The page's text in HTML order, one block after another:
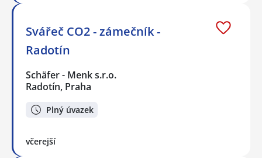
Svářeč CO2 - zámečník -
Radotín
Schäfer - Menk s.r.o.
Radotín, Praha
Plný úvazek
včerejší